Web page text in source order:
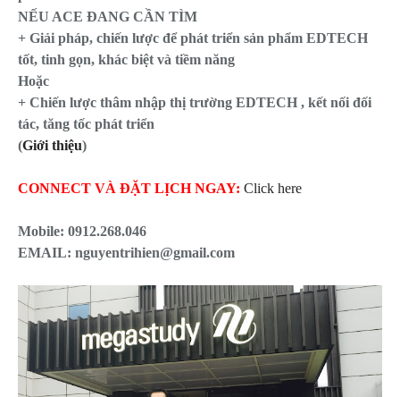
NẾU ACE ĐANG CẦN TÌM
+ Giải pháp, chiến lược để phát triển sản phẩm EDTECH
tốt, tinh gọn, khác biệt và tiềm năng
Hoặc
+ Chiến lược thâm nhập thị trường EDTECH , kết nối đối
tác, tăng tốc phát triển
(Giới thiệu)
CONNECT VÀ ĐẶT LỊCH NGAY: Click here
Mobile: 0912.268.046
EMAIL: nguyentrihien@gmail.com